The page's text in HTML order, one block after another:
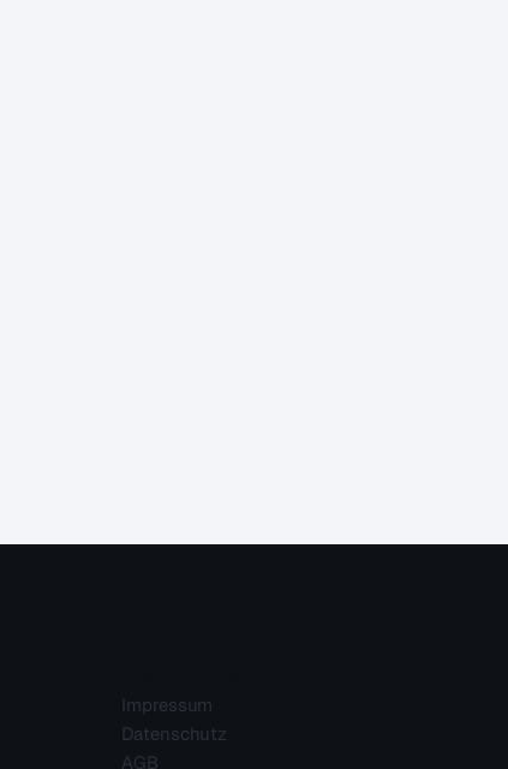
Impressum
Datenschutz
AGB